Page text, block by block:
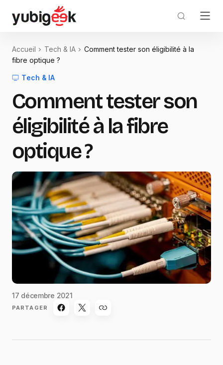
Accueil Tech & IA
Comment tester son éligibilité à la
fibre optique ?
Tech & IA
Comment tester son
éligibilité à la fibre
optique ?
17 décembre 2021
PARTAGER